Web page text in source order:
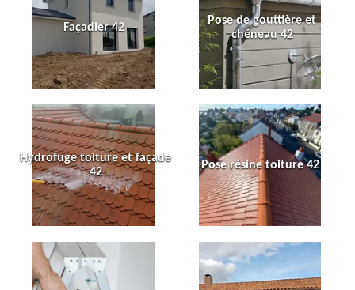
Façadier 42
Pose de gouttière et
chéneau 42
Hydrofuge toiture et façade
42
Pose résine toiture 42